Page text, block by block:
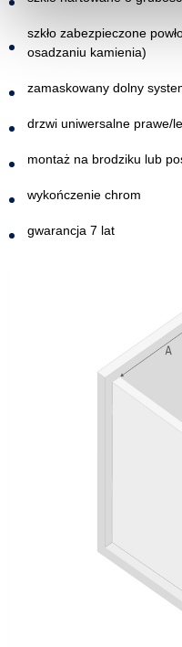
szkło zabezpieczone
osadzaniu kamienia)
zamaskowany dolny
drzwi uniwersalne prawe/
montaż na brodziku lub
wykończenie chrom
gwarancja 7 lat